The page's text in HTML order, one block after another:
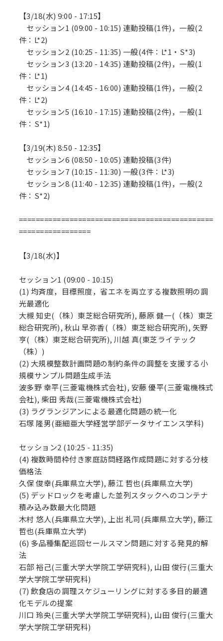
【3/18(水) 9:00 - 17:15】
セッション1 (09:00 - 10:15) 連動投稿(1件)，一般(2
件：L*2)
セッション2 (10:25 - 11:35) 一般(4件：L*1・S*3)
セッション3 (13:20 - 14:35) 連動投稿(2件)，一般(1
件：L*1)
セッション4 (14:45 - 16:00) 連動投稿(1件)，一般(2
件：L*2)
セッション5 (16:10 - 17:15) 連動投稿(2件)，一般(1
件：S*1)
【3/19(木) 8:50 - 12:35】
セッション6 (08:50 - 10:05) 連動投稿(3件)
セッション7 (10:15 - 11:30) 一般(3件：L*3)
セッション8 (11:40 - 12:35) 連動投稿(1件)，一般(2
件：S*2)
==============================================
=================
【3/18(水)】
セッション1 (09:00 - 10:15)
(1) 均斉度，目標照度，省エネを両立する複数照明の調
光最適化
大槻 知史(（株）東芝総合研究所), 藤原 健一(（株）東芝
総合研究所), 秋山 早弥香(（株）東芝総合研究所), 矢野
亨(（株）東芝総合研究所), 川越 真(東芝ライテック
（株）)
(2) 大規模整数計画問題の制約条件の調整を支援する小
規模サンプル問題生成手法
波多野 幸平(三菱電機株式会社), 安藤 優平(三菱電機株式
会社), 柴田 秀哉(三菱電機株式会社)
(3) ラグランジアンによる最適化問題の統一化
石塚 隆男(亜細亜大学経営学部データサイエンス学科)
セッション2 (10:25 - 11:35)
(4) 複数時間枠付き家庭訪問経路作成問題に対する分枝
価格法
久保 俊幸(兵庫県立大学), 藤江 哲也(兵庫県立大学)
(5) デッドロックを考慮した並列スタックへのコンテナ
積み込み数最大化問題
木村 悠人(兵庫県立大学), 上出 礼司(兵庫県立大学), 藤江
哲也(兵庫県立大学)
(6) 多品種集配巡回セールスマン問題に対する発見的解
法
石部 裕己(三重大学大学院工学研究科), 山田 俊行(三重大
学大学院工学研究科)
(7) 飲食店の調理スケジューリングに対する多目的最適
化モデルの提案
川口 玲央(三重大学大学院工学研究科), 山田 俊行(三重大
学大学院工学研究科)